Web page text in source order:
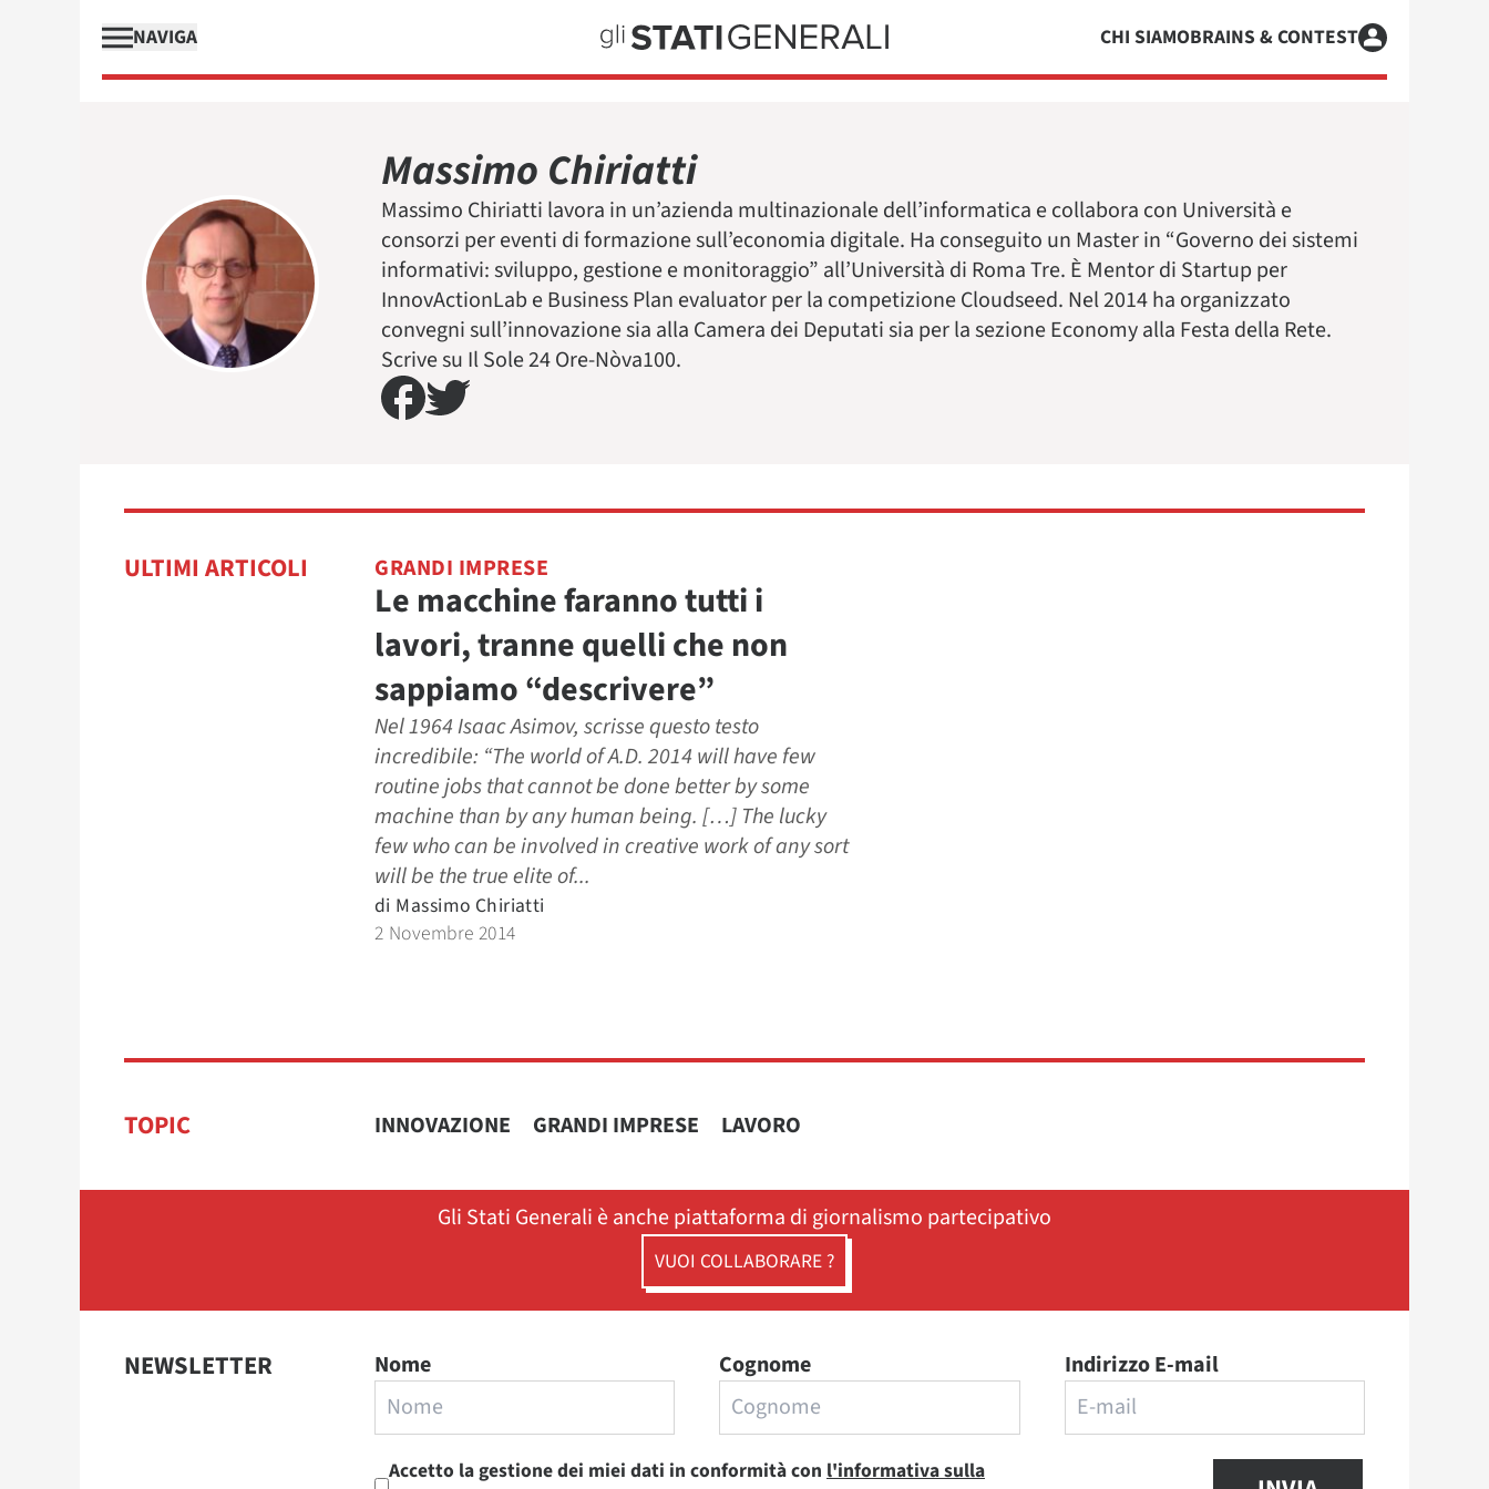
NAVIGA CHI SIAMOBRAINS & CONTEST
Massimo Chiriatti
Massimo Chiriatti lavora in un’azienda multinazionale dell’informatica e collabora con Università e
consorzi per eventi di formazione sull’economia digitale. Ha conseguito un Master in “Governo dei sistemi
informativi: sviluppo, gestione e monitoraggio” all’Università di Roma Tre. È Mentor di Startup per
InnovActionLab e Business Plan evaluator per la competizione Cloudseed. Nel 2014 ha organizzato
convegni sull’innovazione sia alla Camera dei Deputati sia per la sezione Economy alla Festa della Rete.
Scrive su Il Sole 24 Ore-Nòva100.
ULTIMI ARTICOLI GRANDI IMPRESE
Le macchine faranno tutti i
lavori, tranne quelli che non
sappiamo “descrivere”
Nel 1964 Isaac Asimov, scrisse questo testo
incredibile: “The world of A.D. 2014 will have few
routine jobs that cannot be done better by some
machine than by any human being. […] The lucky
few who can be involved in creative work of any sort
will be the true elite of...
di Massimo Chiriatti
2 Novembre 2014
TOPIC INNOVAZIONE GRANDI IMPRESE LAVORO
Gli Stati Generali è anche piattaforma di giornalismo partecipativo
VUOI COLLABORARE ?
NEWSLETTER Nome Cognome Indirizzo E-mail
Accetto la gestione dei miei dati in conformità con l'informativa sulla